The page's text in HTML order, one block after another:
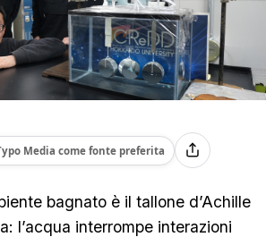
Media come fonte preferita
bagnato è il tallone d’Achille
l’acqua interrompe interazioni